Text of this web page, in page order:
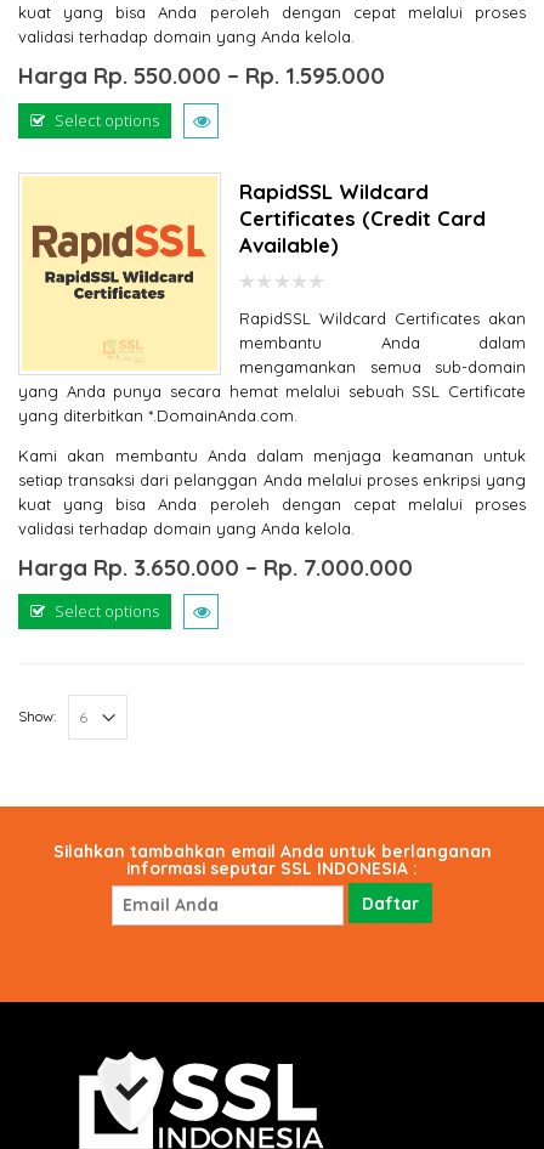
kuat yang bisa Anda peroleh dengan cepat melalui proses
validasi terhadap domain yang Anda kelola.
Harga Rp. 550.000 – Rp. 1.595.000
Select options
RapidSSL Wildcard
Certificates (Credit Card
Available)
out
5
RapidSSL Wildcard Certificates akan
membantu Anda dalam
mengamankan semua sub-domain
yang Anda punya secara hemat melalui sebuah SSL Certificate
yang diterbitkan *.DomainAnda.com.
Kami akan membantu Anda dalam menjaga keamanan untuk
setiap transaksi dari pelanggan Anda melalui proses enkripsi yang
kuat yang bisa Anda peroleh dengan cepat melalui proses
validasi terhadap domain yang Anda kelola.
Harga Rp. 3.650.000 – Rp. 7.000.000
Select options
Show:
Silahkan tambahkan email Anda untuk berlanganan
informasi seputar SSL INDONESIA :